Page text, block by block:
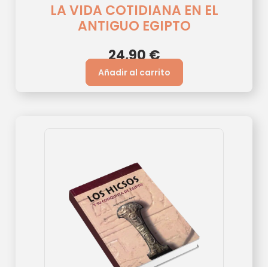
LA VIDA COTIDIANA EN EL
ANTIGUO EGIPTO
24,90€
Añadir al carrito